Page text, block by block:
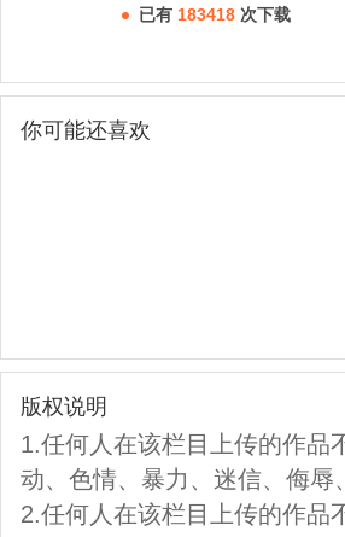
已有 183418 次下载
你可能还喜欢
版权说明
1.任何人在该栏目上传的作品
动、色情、暴力、迷信、侮
2.任何人在该栏目上传的作品